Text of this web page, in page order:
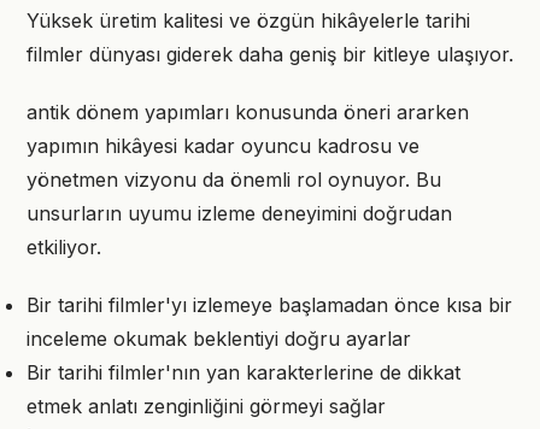
Yüksek üretim kalitesi ve özgün hikâyelerle tarihi
filmler dünyası giderek daha geniş bir kitleye ulaşıyor.
antik dönem yapımları konusunda öneri ararken
yapımın hikâyesi kadar oyuncu kadrosu ve
yönetmen vizyonu da önemli rol oynuyor. Bu
unsurların uyumu izleme deneyimini doğrudan
etkiliyor.
Bir tarihi filmler'yı izlemeye başlamadan önce kısa bir
inceleme okumak beklentiyi doğru ayarlar
Bir tarihi filmler'nın yan karakterlerine de dikkat
etmek anlatı zenginliğini görmeyi sağlar